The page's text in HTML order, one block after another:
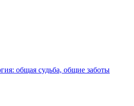
общая судьба, общие заботы